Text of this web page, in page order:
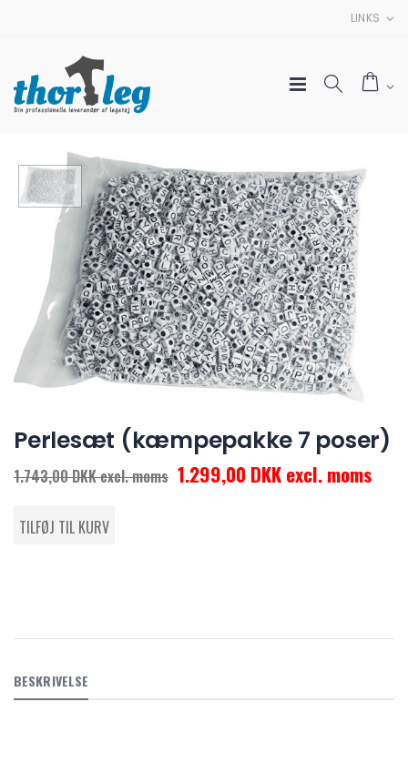
LINKS
Perlesæt (kæmpepakke 7 poser)
1.743,00 DKK excl. moms 1.299,00 DKK excl. moms
BESKRIVELSE